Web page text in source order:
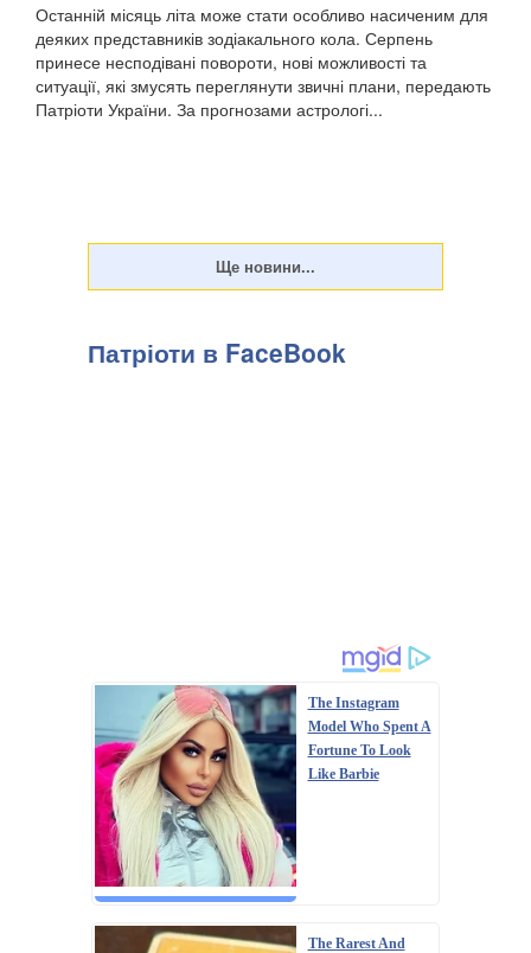
Останній місяць літа може стати особливо насиченим для
деяких представників зодіакального кола. Серпень
принесе несподівані повороти, нові можливості та
ситуації, які змусять переглянути звичні плани, передають
Патріоти України. За прогнозами астрологі...
Патріоти в FaceBook
The Instagram
Model Who Spent A
Fortune To Look
Like Barbie
The Rarest And